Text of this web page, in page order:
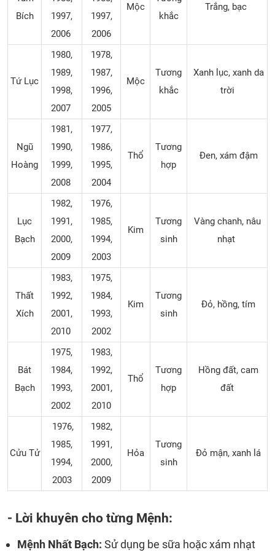
Bích
1997,
2006
1997,
2006
Mộc
khắc
Trắng, bạc
Tứ Lục
1980,
1989,
1998,
2007
1978,
1987,
1996,
2005
Mộc
Tương
khắc
Xanh lục, xanh da
trời
Ngũ
Hoàng
1981,
1990,
1999,
2008
1977,
1986,
1995,
2004
Thổ
Tương
hợp
Đen, xám đậm
Lục
Bạch
1982,
1991,
2000,
2009
1976,
1985,
1994,
2003
Kim
Tương
sinh
Vàng chanh, nâu
nhạt
Thất
Xích
1983,
1992,
2001,
2010
1975,
1984,
1993,
2002
Kim
Tương
sinh
Đỏ, hồng, tím
Bát
Bạch
1975,
1984,
1993,
2002
1983,
1992,
2001,
2010
Thổ
Tương
hợp
Hồng đất, cam
đất
Cửu Tử
1976,
1985,
1994,
2003
1982,
1991,
2000,
2009
Hỏa
Tương
sinh
Đỏ mận, xanh lá
- Lời khuyên cho từng Mệnh:
Mệnh Nhất Bạch: Sử dụng be sữa hoặc xám nhạt